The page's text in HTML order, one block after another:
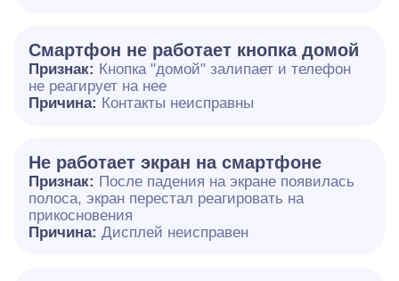
Смартфон не работает кнопка домой
Признак: Кнопка "домой" залипает и телефон
не реагирует на нее
Причина: Контакты неисправны
Не работает экран на смартфоне
Признак: После падения на экране появилась
полоса, экран перестал реагировать на
прикосновения
Причина: Дисплей неисправен